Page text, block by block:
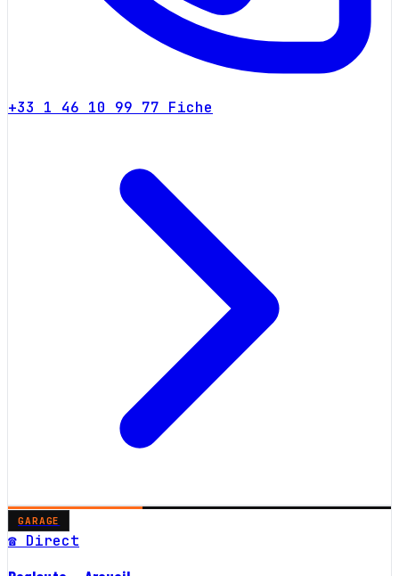
+33 1 46 10 99 77 Fiche
GARAGE
☎ Direct